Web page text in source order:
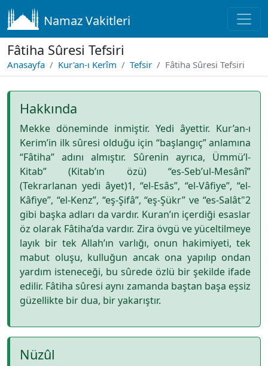
Namaz Vakitleri
Fâtiha Sûresi Tefsiri
Anasayfa Kur'an-ı Kerîm Tefsir Fâtiha Sûresi Tefsiri
Hakkında
Mekke döneminde inmiştir. Yedi âyettir. Kur’an-ı
Kerim’in ilk sûresi olduğu için “başlangıç” anlamına
“Fâtiha” adını almıştır. Sûrenin ayrıca, Ümmü’l-
Kitab” (Kitab’ın özü) “es-Seb’ul-Mesânî”
(Tekrarlanan yedi âyet)1, “el-Esâs”, “el-Vâfiye”, “el-
Kâfiye”, “el-Kenz”, “eş-Şifâ”, “eş-Şükr” ve “es-Salât"2
gibi başka adları da vardır. Kuran’ın içerdiği esaslar
öz olarak Fâtiha’da vardır. Zira övgü ve yüceltilmeye
layık bir tek Allah’ın varlığı, onun hakimiyeti, tek
mabut oluşu, kulluğun ancak ona yapılıp ondan
yardım isteneceği, bu sûrede özlü bir şekilde ifade
edilir. Fâtiha sûresi aynı zamanda baştan başa eşsiz
güzellikte bir dua, bir yakarıştır.
Nüzûl